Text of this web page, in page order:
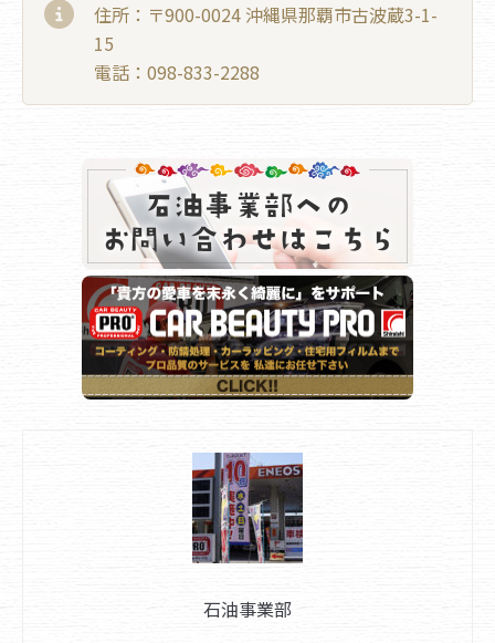
住所：〒900-0024 沖縄県那覇市古波蔵3-1-
15
電話：098-833-2288
石油事業部